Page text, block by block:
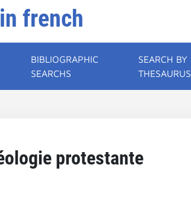
french
BIBLIOGRAPHIC
SEARCHS
SEARCH BY
THESAURUS
protestante